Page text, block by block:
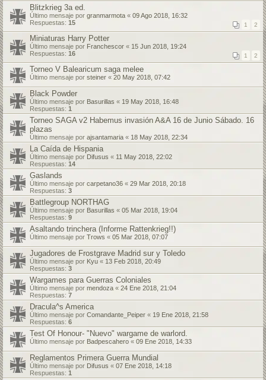
Blitzkrieg 3a ed.
Último mensaje por granmarmota « 09 Ago 2018, 16:32
Respuestas: 15 1 2
Miniaturas Harry Potter
Último mensaje por Franchescor « 15 Jun 2018, 19:24
Respuestas: 16 1 2
Torneo V Balearicum saga melee
Último mensaje por steiner « 20 May 2018, 07:42
Black Powder
Último mensaje por Basurillas « 19 May 2018, 16:48
Respuestas: 1
Torneo SAGA v2 Habemus invasión A&A 16 de Junio Sábado. 16
plazas
Último mensaje por ajsantamaria « 18 May 2018, 22:34
La Caída de Hispania
Último mensaje por Difusus « 11 May 2018, 22:02
Respuestas: 14
Gaslands
Último mensaje por carpetano36 « 29 Mar 2018, 20:18
Respuestas: 3
Battlegroup NORTHAG
Último mensaje por Basurillas « 05 Mar 2018, 19:04
Respuestas: 9
Asaltando trinchera (Informe Rattenkrieg!!)
Último mensaje por Trows « 05 Mar 2018, 07:07
Jugadores de Frostgrave Madrid sur y Toledo
Último mensaje por Kyu « 13 Feb 2018, 20:49
Respuestas: 3
Wargames para Guerras Coloniales
Último mensaje por mendoza « 24 Ene 2018, 21:04
Respuestas: 7
Dracula^s America
Último mensaje por Comandante_Peiper « 19 Ene 2018, 21:58
Respuestas: 6
Test Of Honour- "Nuevo" wargame de warlord.
Último mensaje por Badpescahero « 09 Ene 2018, 14:33
Reglamentos Primera Guerra Mundial
Último mensaje por Difusus « 07 Ene 2018, 14:18
Respuestas: 1